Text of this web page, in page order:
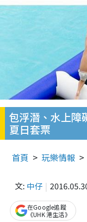
包浮潛、水上障
夏日套票
首頁 玩樂情報
文: 中仔
在Google追蹤
《UHK 港生活》